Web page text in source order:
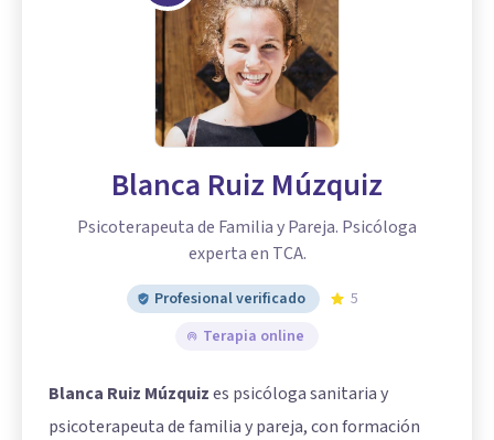
Blanca Ruiz Múzquiz
Psicoterapeuta de Familia y Pareja. Psicóloga
experta en TCA.
Profesional verificado
5
Terapia online
Blanca Ruiz Múzquizes psicóloga sanitaria y
psicoterapeuta de familia y pareja, con formación